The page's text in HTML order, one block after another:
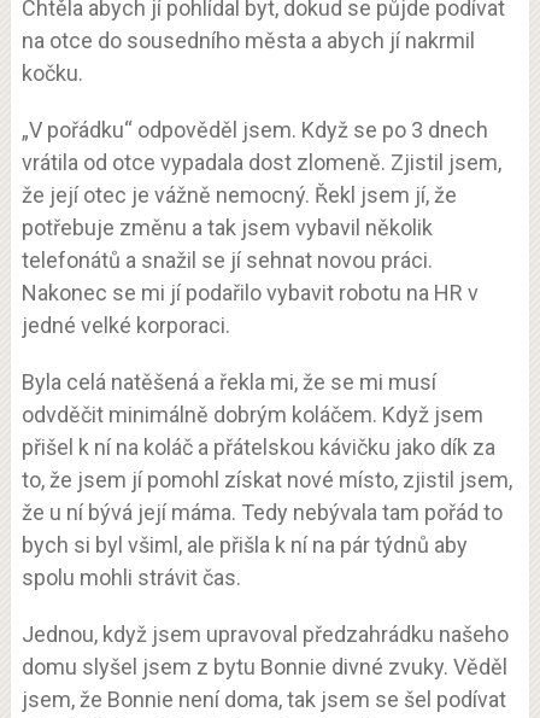
Chtěla abych jí pohlídal byt, dokud se půjde podívat
na otce do sousedního města a abych jí nakrmil
kočku.
„V pořádku“ odpověděl jsem. Když se po 3 dnech
vrátila od otce vypadala dost zlomeně. Zjistil jsem,
že její otec je vážně nemocný. Řekl jsem jí, že
potřebuje změnu a tak jsem vybavil několik
telefonátů a snažil se jí sehnat novou práci.
Nakonec se mi jí podařilo vybavit robotu na HR v
jedné velké korporaci.
Byla celá natěšená a řekla mi, že se mi musí
odvděčit minimálně dobrým koláčem. Když jsem
přišel k ní na koláč a přátelskou kávičku jako dík za
to, že jsem jí pomohl získat nové místo, zjistil jsem,
že u ní bývá její máma. Tedy nebývala tam pořád to
bych si byl všiml, ale přišla k ní na pár týdnů aby
spolu mohli strávit čas.
Jednou, když jsem upravoval předzahrádku našeho
domu slyšel jsem z bytu Bonnie divné zvuky. Věděl
jsem, že Bonnie není doma, tak jsem se šel podívat